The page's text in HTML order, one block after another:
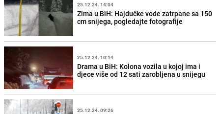
25.12.24. 14:04
Zima u BiH: Hajdučke vode zatrpane sa 150
cm snijega, pogledajte fotografije
25.12.24. 10:14
Drama u BiH: Kolona vozila u kojoj ima i
djece više od 12 sati zarobljena u snijegu
25.12.24. 09:26